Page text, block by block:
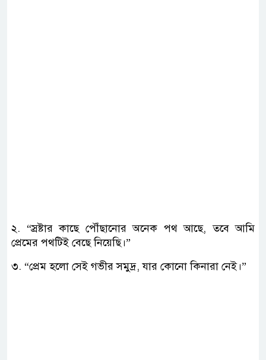
২. “স্রষ্টার কাছে পৌঁছানোর অনেক পথ আছে, তবে আমি
প্রেমের পথটিই বেছে নিয়েছি।”
৩. “প্রেম হলো সেই গভীর সমুদ্র, যার কোনো কিনারা নেই।”